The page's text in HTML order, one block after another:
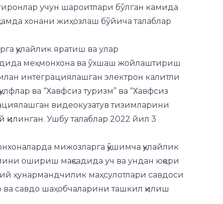
қулайлик яратиш ва улар
меҳмонхона ва ўхшаш жойлаштириш
ва “Хавфсиз туризм” ва “Хавфсиз
видеокузатув тизимларини
Ушбу талаблар 2022 йил 3
мижозларга қўшимча қулайлик
ошириш мақсадида уч ва ундан юқори
савдо шаҳобчаларини ташкил қилиш